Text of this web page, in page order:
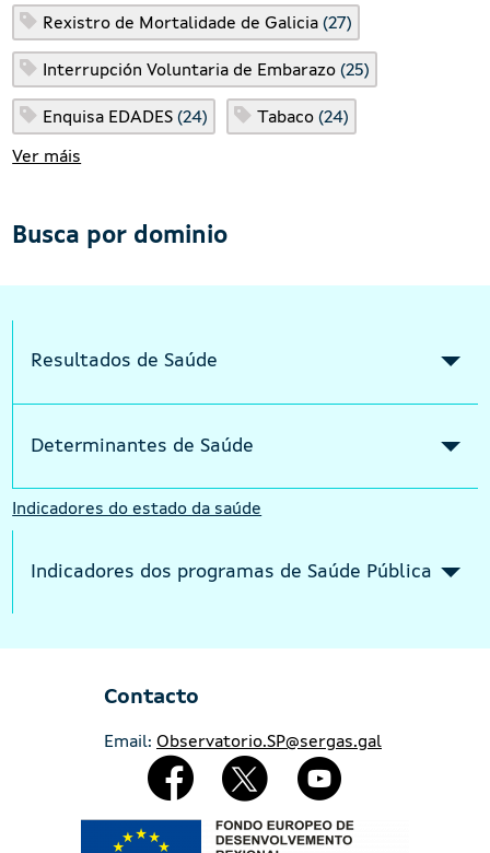
Rexistro de Mortalidade de Galicia (27)
Interrupción Voluntaria de Embarazo (25)
Enquisa EDADES (24) Tabaco (24)
Ver máis
Busca por dominio
Resultados de Saúde
Determinantes de Saúde
Indicadores do estado da saúde
Indicadores dos programas de Saúde Pública
Contacto
Email: Observatorio.SP@sergas.gal
Redes Sociales